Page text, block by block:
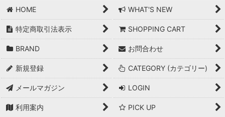
HOME WHAT'S NEW
特定商取引法表示 SHOPPING CART
BRAND お問合わせ
新規登録 CATEGORY (カテゴリー)
メールマガジン LOGIN
利用案内 PICK UP